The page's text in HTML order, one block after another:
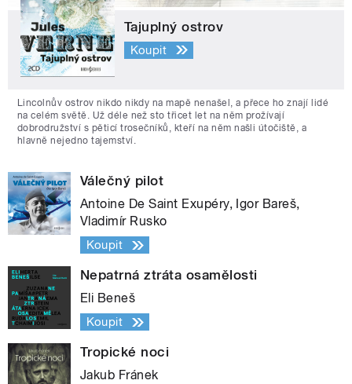
Tajuplný ostrov
Koupit
Lincolnův ostrov nikdo nikdy na mapě nenašel, a přece ho znají lidé
na celém světě. Už déle než sto třicet let na něm prožívají
dobrodružství s pěticí trosečníků, kteří na něm našli útočiště, a
hlavně nejedno tajemství.
Válečný pilot
Antoine De Saint Exupéry, Igor Bareš,
Vladimír Rusko
Koupit
Nepatrná ztráta osamělosti
Eli Beneš
Koupit
Tropické noci
Jakub Fránek